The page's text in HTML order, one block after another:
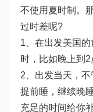
不使用夏时制。
过时差呢?
1、在出发美国
时，比如晚上到2
2、出发当天，
提前睡，继续晚
充足的时间给你